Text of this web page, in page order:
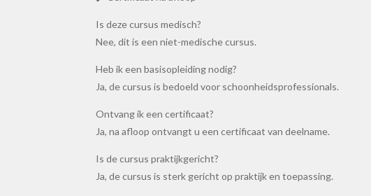
Is deze cursus medisch?
Nee, dit is een niet-medische cursus.
Heb ik een basisopleiding nodig?
Ja, de cursus is bedoeld voor schoonheidsprofessionals.
Ontvang ik een certificaat?
Ja, na afloop ontvangt u een certificaat van deelname.
Is de cursus praktijkgericht?
Ja, de cursus is sterk gericht op praktijk en toepassing.